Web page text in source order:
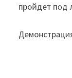
пройдет под